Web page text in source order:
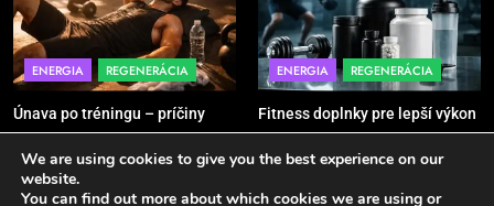
7
Pomôcky na cvičenie brucha
POMÔCKY VYBAVENIE
8
ENERGIA REGENERÁCIA
Únava po tréningu – príčiny
ENERGIA REGENERÁCIA
Fitness doplnky pre lepší výkon
We are using cookies to give you the best experience on our
website.
You can find out more about which cookies we are using or